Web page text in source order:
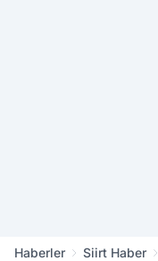
Haberler Siirt Haber